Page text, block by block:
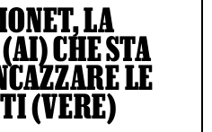
LA
CHE STA
LE
(VERE)